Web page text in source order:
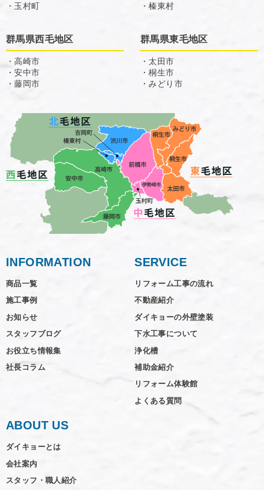
・玉村町
・榛東村
群馬県西毛地区
・高崎市
・安中市
・藤岡市
群馬県東毛地区
・太田市
・桐生市
・みどり市
INFORMATION
商品一覧
施工事例
お知らせ
スタッフブログ
お役立ち情報集
社長コラム
SERVICE
リフォーム工事の流れ
不動産紹介
ダイキョーの外壁塗装
下水工事について
浄化槽
補助金紹介
リフォーム体験館
よくある質問
ABOUT US
ダイキョーとは
会社案内
スタッフ・職人紹介